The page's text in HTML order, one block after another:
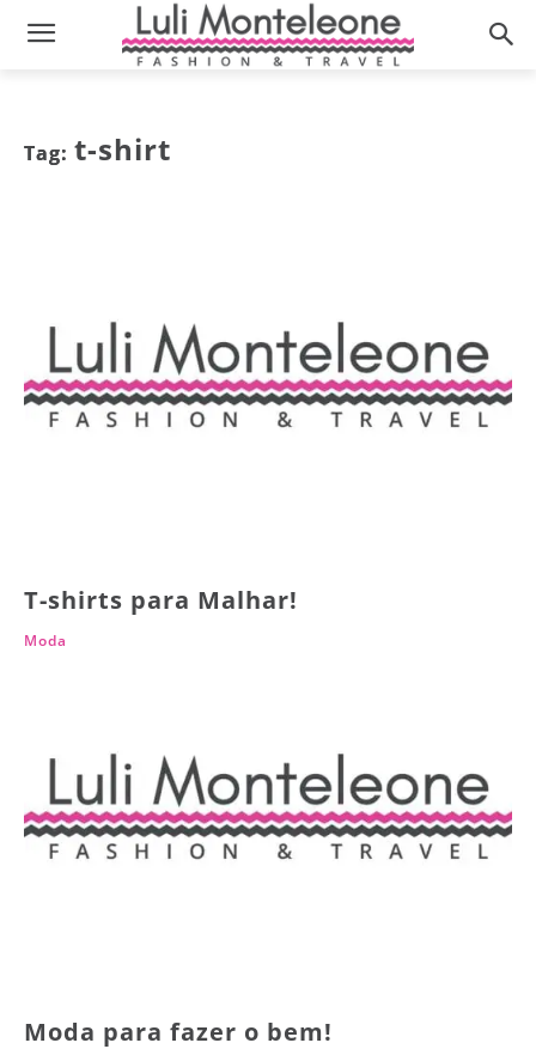
Tag: t-shirt
T-shirts para Malhar!
Moda
Moda para fazer o bem!